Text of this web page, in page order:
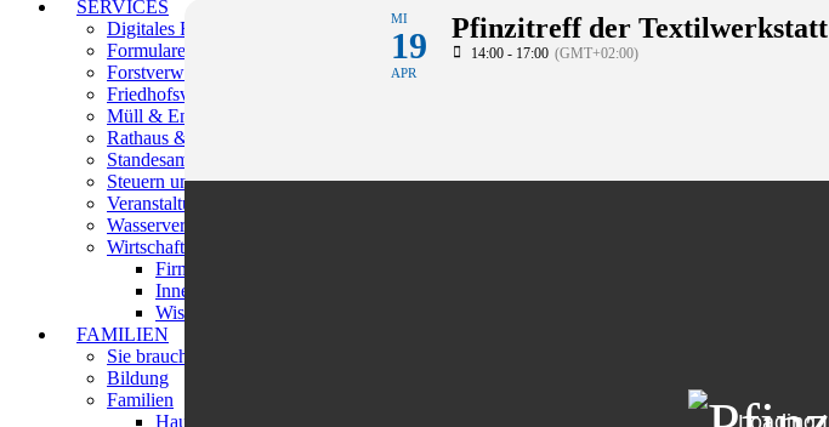
SERVICES
Digitales Rathaus
Formulare/Infoblätter/Satzungen
Forstverwaltung
Friedhofsverwaltung
Müll & Entsorgung
Rathaus & Services
Standesamt
Steuern und Beiträge
Veranstaltungsstätten
Wasserversorgung
Wirtschaftsförderung
Firmenbesuche
Innenstadtberater
Wissenswertes
FAMILIEN
Sie brauchen Hilfe?
Bildung
Familien
Haus der Begegnungen
MI
19
APR
Pfinzitreff der Textilwerkstatt
14:00 - 17:00 (GMT+02:00)